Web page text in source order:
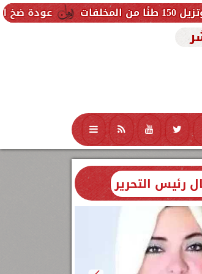
عودة ضخ المياه تدريجيًا لمناطق
منوعات محافظات
رئيس التحرير